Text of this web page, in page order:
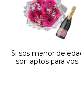
Precio: $ 129.000
Si sos menor de
son aptos para